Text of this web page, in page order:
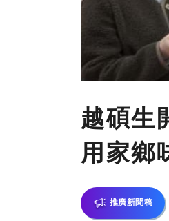
越碩生
用家鄉
推廣新聞稿